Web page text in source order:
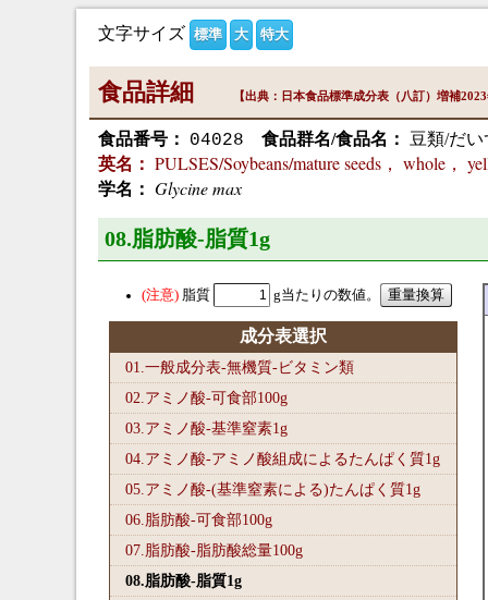
文字サイズ 標準 大 特大
食品詳細 【出典：日本食品標準成分表（八訂）増補
食品番号： 04028 食品群名/食品名：
豆類/だ
英名： PULSES/Soybeans/mature seeds， whole，
学名： Glycine max
08.脂肪酸-脂質1g
脂質 g当たりの数値。
成分表選択
01.一般成分表-無機質-ビタミン類
02.アミノ酸-可食部100g
03.アミノ酸-基準窒素1g
04.アミノ酸-アミノ酸組成によるたんぱく質1g
05.アミノ酸-(基準窒素による)たんぱく質1g
06.脂肪酸-可食部100g
07.脂肪酸-脂肪酸総量100g
08.脂肪酸-脂質1g